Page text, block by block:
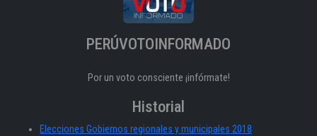
PERÚVOTOINFORMADO
Por un voto consciente ¡infórmate!
Historial
Elecciones Gobiernos regionales y municipales 2018